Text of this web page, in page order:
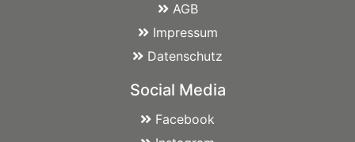
AGB
Impressum
Datenschutz
Social Media
Facebook